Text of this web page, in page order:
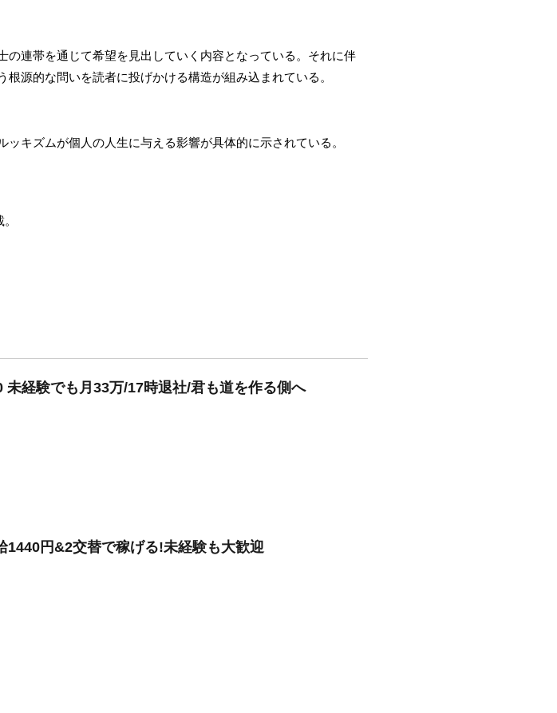
連帯を通じて希望を見出していく内容となっている。それに伴
源的な問いを読者に投げかける構造が組み込まれている。
キズムが個人の人生に与える影響が具体的に示されている。
経験でも月33万/17時退社/君も道を作る側へ
1440円&2交替で稼げる!未経験も大歓迎